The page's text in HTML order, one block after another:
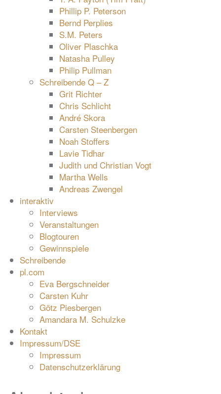
Phillip P. Peterson
Bernd Perplies
S.M. Peters
Oliver Plaschka
Natasha Pulley
Philip Pullman
Schreibende Q – Z
Grit Richter
Chris Schlicht
André Skora
Carsten Steenbergen
Noah Stoffers
Lavie Tidhar
Judith und Christian Vogt
Martha Wells
Andreas Zwengel
interaktiv
Interviews
Veranstaltungen
Blogtouren
Gewinnspiele
Schreibende
pl.com
Eva Bergschneider
Carsten Kuhr
Götz Piesbergen
Amandara M. Schulzke
Kontakt
Impressum/DSE
Impressum
Datenschutzerklärung